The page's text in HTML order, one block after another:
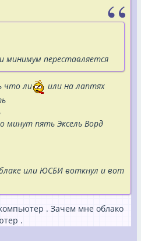
минимум переставляется
что ли
или на лаптях
минут пять Эксель Ворд
или ЮСБИ воткнул и вот
. Зачем мне облако
.